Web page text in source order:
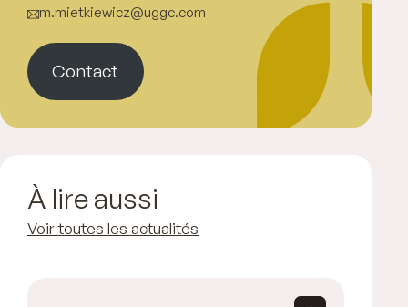
m.mietkiewicz@uggc.com
Contact
À lire aussi
Voir toutes les actualités